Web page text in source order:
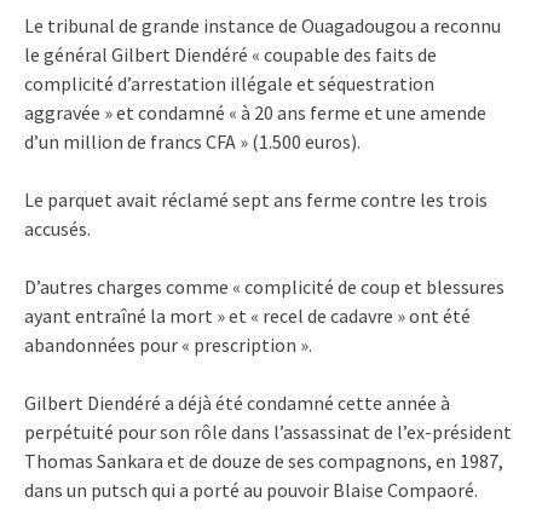
Le tribunal de grande instance de Ouagadougou a reconnu
le général Gilbert Diendéré « coupable des faits de
complicité d’arrestation illégale et séquestration
aggravée » et condamné « à 20 ans ferme et une amende
d’un million de francs CFA » (1.500 euros).
Le parquet avait réclamé sept ans ferme contre les trois
accusés.
D’autres charges comme « complicité de coup et blessures
ayant entraîné la mort » et « recel de cadavre » ont été
abandonnées pour « prescription ».
Gilbert Diendéré a déjà été condamné cette année à
perpétuité pour son rôle dans l’assassinat de l’ex-président
Thomas Sankara et de douze de ses compagnons, en 1987,
dans un putsch qui a porté au pouvoir Blaise Compaoré.